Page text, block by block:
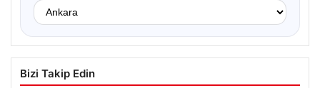
Bizi Takip Edin